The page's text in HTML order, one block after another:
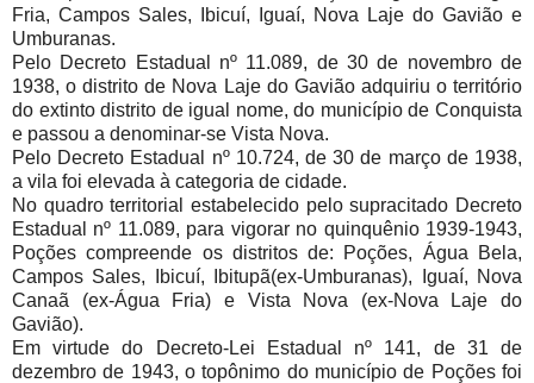
Fria, Campos Sales, Ibicuí, Iguaí, Nova Laje do Gavião e
Umburanas.
Pelo Decreto Estadual nº 11.089, de 30 de novembro de
1938, o distrito de Nova Laje do Gavião adquiriu o território
do extinto distrito de igual nome, do município de Conquista
e passou a denominar-se Vista Nova.
Pelo Decreto Estadual nº 10.724, de 30 de março de 1938,
a vila foi elevada à categoria de cidade.
No quadro territorial estabelecido pelo supracitado Decreto
Estadual nº 11.089, para vigorar no quinquênio 1939-1943,
Poções compreende os distritos de: Poções, Água Bela,
Campos Sales, Ibicuí, Ibitupã(ex-Umburanas), Iguaí, Nova
Canaã (ex-Água Fria) e Vista Nova (ex-Nova Laje do
Gavião).
Em virtude do Decreto-Lei Estadual nº 141, de 31 de
dezembro de 1943, o topônimo do município de Poções foi